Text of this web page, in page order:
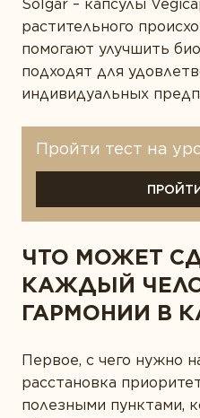
Solgar – капсулы
растительного
помогают улучшить
подходят для
индивидуальных
Пройти тест на
ЧТО МОЖЕТ
КАЖДЫЙ
ГАРМОНИИ В
Первое, с чего нужно
расстановка
полезными пунктами,